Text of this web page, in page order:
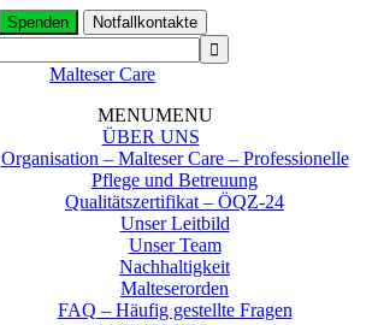
Spenden Notfallkontakte
Malteser Care
MENUMENU
ÜBER UNS
Organisation – Malteser Care – Professionelle
Pflege und Betreuung
Qualitätszertifikat – ÖQZ-24
Unser Leitbild
Unser Team
Nachhaltigkeit
Malteserorden
FAQ – Häufig gestellte Fragen